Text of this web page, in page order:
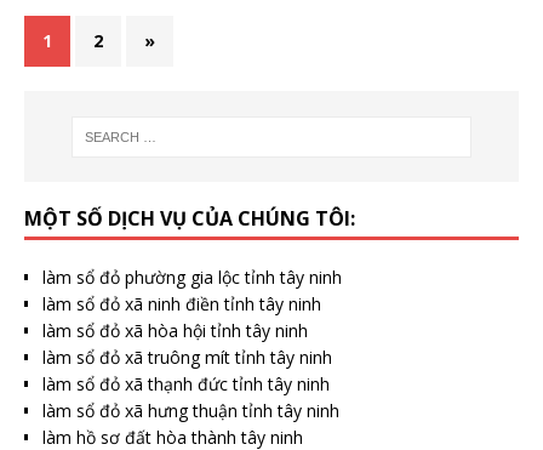
1 2 »
MỘT SỐ DỊCH VỤ CỦA CHÚNG TÔI:
làm sổ đỏ phường gia lộc tỉnh tây ninh
làm sổ đỏ xã ninh điền tỉnh tây ninh
làm sổ đỏ xã hòa hội tỉnh tây ninh
làm sổ đỏ xã truông mít tỉnh tây ninh
làm sổ đỏ xã thạnh đức tỉnh tây ninh
làm sổ đỏ xã hưng thuận tỉnh tây ninh
làm hồ sơ đất hòa thành tây ninh